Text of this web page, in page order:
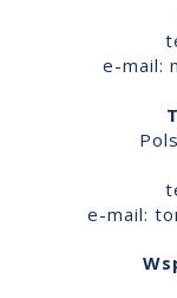
e-mail:
e-mail: